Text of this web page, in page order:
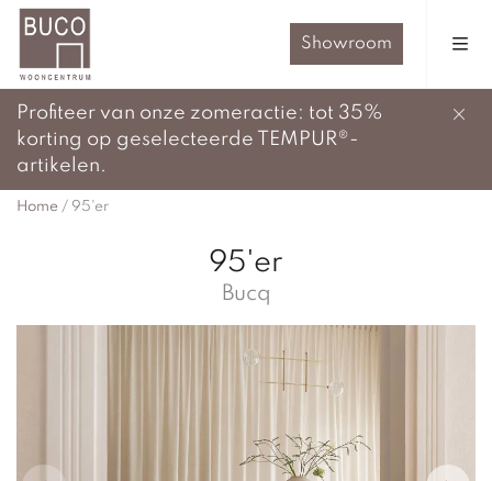
Showroom
Profiteer van onze zomeractie: tot 35%
korting op geselecteerde TEMPUR®-
artikelen.
Home / 95'er
95'er
Bucq